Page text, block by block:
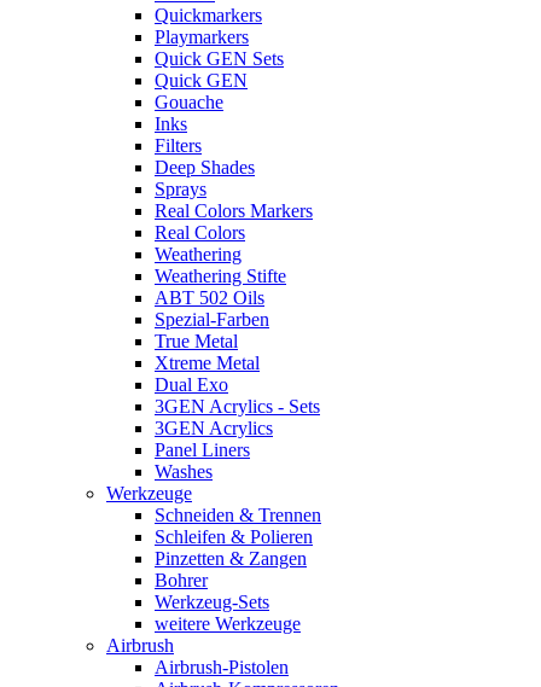
Quickmarkers
Playmarkers
Quick GEN Sets
Quick GEN
Gouache
Inks
Filters
Deep Shades
Sprays
Real Colors Markers
Real Colors
Weathering
Weathering Stifte
ABT 502 Oils
Spezial-Farben
True Metal
Xtreme Metal
Dual Exo
3GEN Acrylics - Sets
3GEN Acrylics
Panel Liners
Washes
Werkzeuge
Schneiden & Trennen
Schleifen & Polieren
Pinzetten & Zangen
Bohrer
Werkzeug-Sets
weitere Werkzeuge
Airbrush
Airbrush-Pistolen